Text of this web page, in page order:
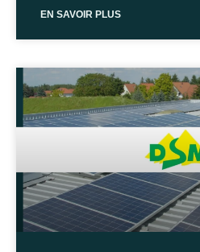
EN SAVOIR PLUS